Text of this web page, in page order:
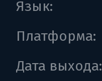
Язык:
Платформа:
Дата выхода: